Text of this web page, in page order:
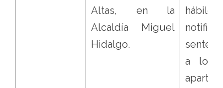
Altas, en la
Alcaldía Miguel
Hidalgo.
a lo